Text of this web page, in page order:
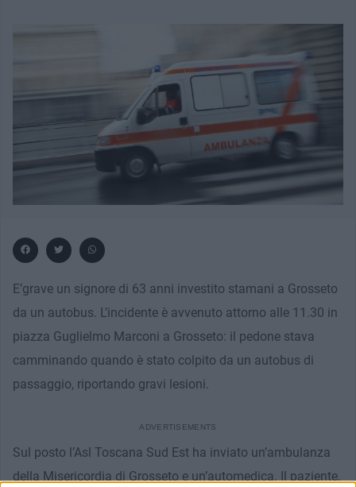
E’grave un signore di 63 anni investito stamani a Grosseto
da un autobus. L’incidente è avvenuto attorno alle 11.30 in
piazza Guglielmo Marconi a Grosseto: il pedone stava
camminando quando è stato colpito da un autobus di
passaggio, riportando gravi lesioni.
Sul posto l’Asl Toscana Sud Est ha inviato un’ambulanza
della Misericordia di Grosseto e un’automedica. Il paziente,